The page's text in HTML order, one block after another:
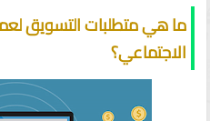
ما هي متطلبات التسويق
الاجتماعي؟